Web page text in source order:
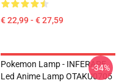
€ 22,99 - € 27,59
Pokemon Lamp - INFERAPE
Led Anime Lamp OTAKU0705
-34%